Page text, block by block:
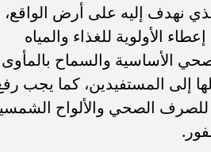
نهدف إليه على أرض الواقع،
الأولوية للغذاء والمياه
الأساسية والسماح بالمأوى
إلى المستفيدين، كما يجب
للصرف الصحي والألواح